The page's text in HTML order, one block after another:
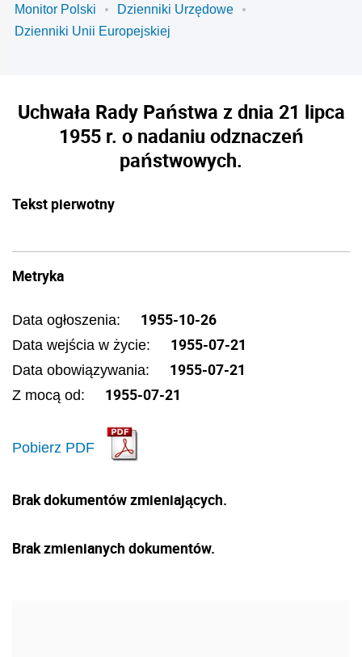
Monitor Polski
Dzienniki Urzędowe
Dzienniki Unii Europejskiej
Uchwała Rady Państwa z dnia 21 lipca
1955 r. o nadaniu odznaczeń
państwowych.
Tekst pierwotny
Metryka
Data ogłoszenia: 1955-10-26
Data wejścia w życie: 1955-07-21
Data obowiązywania: 1955-07-21
Z mocą od: 1955-07-21
Pobierz PDF
Brak dokumentów zmieniających.
Brak zmienianych dokumentów.